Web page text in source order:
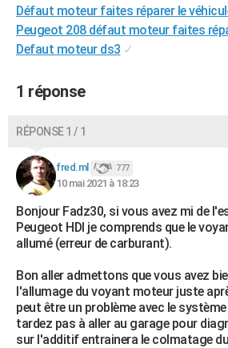
BONS PLANS
CARTE DE VOEUX
S'inscrire
Se connecter
Lycées
Collèges
Primaires
Universités
Entreprises
Service militaire
Avis de recherche
AVIS DE DÉCÈS
FORUM
Bricolage
Lifestyle
Culture
Sport
Auto
Television
Voyage
Cinema
Défaut moteur faites réparer le
Peugeot 208 défaut moteur faites
Defaut moteur ds3 ✓
1 réponse
RÉPONSE 1 / 1
fred.ml 777
10 mai 2021 à 18:23
Bonjour Fadz30, si vous avez mi de
Peugeot HDI je comprends que le
allumé (erreur de carburant).
Bon aller admettons que vous avez
l'allumage du voyant moteur juste
peut être un problème avec le
tardez pas à aller au garage pour
sur l'additif entrainera le colmatage